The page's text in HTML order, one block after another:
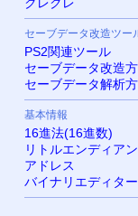
セーブデータ改造ツー
PS2関連ツール
セーブデータ改造
セーブデータ解析
基本情報
16進法(16進数)
リトルエンディアン
アドレス
バイナリエディター